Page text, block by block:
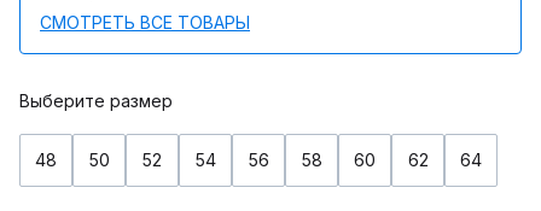
СМОТРЕТЬ ВСЕ ТОВАРЫ
Выберите размер
48 50 52 54 56 58 60 62 64